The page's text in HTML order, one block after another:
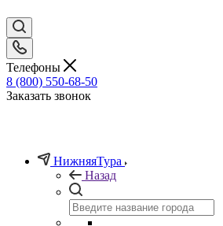
Телефоны
8 (800) 550-68-50
Заказать звонок
НижняяТура
Назад